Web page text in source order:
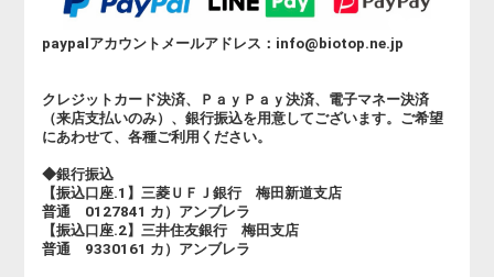
paypalアカウントメールアドレス：info@biotop.ne.jp
クレジットカード決済、ＰａｙＰａｙ決済、電子マネー決済
（来店支払いのみ）、銀行振込を用意してございます。ご希望
にあわせて、各種ご利用ください。
◆銀行振込
【振込口座.1】三菱ＵＦＪ銀行 梅田新道支店
普通 0127841 カ）アンブレラ
【振込口座.2】三井住友銀行 梅田支店
普通 9330161 カ）アンブレラ